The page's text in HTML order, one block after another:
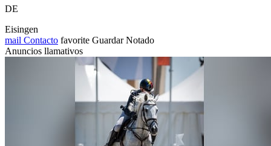
DE
Eisingen
mail Contacto favorite Guardar Notado
Anuncios llamativos